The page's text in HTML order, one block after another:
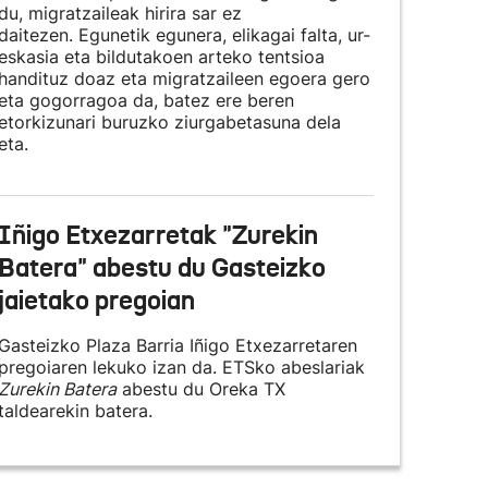
migratzaileak hirira sar ez
Egunetik egunera, elikagai falta, ur-
eta bildutakoen arteko tentsioa
doaz eta migratzaileen egoera gero
gogorragoa da, batez ere beren
buruzko ziurgabetasuna dela
Etxezarretak "Zurekin
abestu du Gasteizko
pregoian
Plaza Barria Iñigo Etxezarretaren
lekuko izan da. ETSko abeslariak
Bateraabestu du Oreka TX
batera.